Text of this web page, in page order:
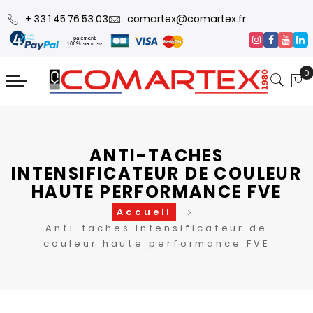
+ 33 1 45 76 53 03 comartex@comartex.fr
0
ANTI-TACHES
INTENSIFICATEUR DE COULEUR
HAUTE PERFORMANCE FVE
Accueil
Anti-taches Intensificateur de
couleur haute performance FVE